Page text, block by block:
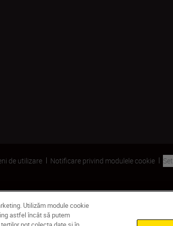
de utilizare Notificare privind modulele cookie
Utilizăm module cookie
astfel încât să putem